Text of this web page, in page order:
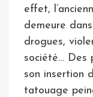
effet,
demeure
drogues,
société… Des
son insertion
tatouage